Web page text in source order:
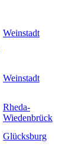
Weinstadt
Weinstadt
Rheda-
Wiedenbrück
Glücksburg